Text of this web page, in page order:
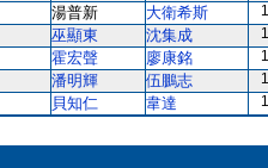
湯普新 大衛希斯
巫顯東 沈集成
霍宏聲 廖康銘
潘明輝 伍鵬志
貝知仁 韋達